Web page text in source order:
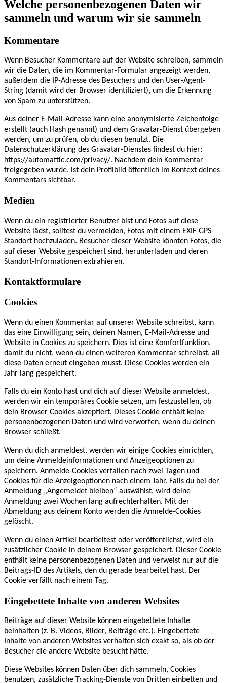
Welche personenbezogenen Daten wir
sammeln und warum wir sie sammeln
Kommentare
Wenn Besucher Kommentare auf der Website schreiben, sammeln
wir die Daten, die im Kommentar-Formular angezeigt werden,
außerdem die IP-Adresse des Besuchers und den User-Agent-
String (damit wird der Browser identifiziert), um die Erkennung
von Spam zu unterstützen.
Aus deiner E-Mail-Adresse kann eine anonymisierte Zeichenfolge
erstellt (auch Hash genannt) und dem Gravatar-Dienst übergeben
werden, um zu prüfen, ob du diesen benutzt. Die
Datenschutzerklärung des Gravatar-Dienstes findest du hier:
https://automattic.com/privacy/. Nachdem dein Kommentar
freigegeben wurde, ist dein Profilbild öffentlich im Kontext deines
Kommentars sichtbar.
Medien
Wenn du ein registrierter Benutzer bist und Fotos auf diese
Website lädst, solltest du vermeiden, Fotos mit einem EXIF-GPS-
Standort hochzuladen. Besucher dieser Website könnten Fotos, die
auf dieser Website gespeichert sind, herunterladen und deren
Standort-Informationen extrahieren.
Kontaktformulare
Cookies
Wenn du einen Kommentar auf unserer Website schreibst, kann
das eine Einwilligung sein, deinen Namen, E-Mail-Adresse und
Website in Cookies zu speichern. Dies ist eine Komfortfunktion,
damit du nicht, wenn du einen weiteren Kommentar schreibst, all
diese Daten erneut eingeben musst. Diese Cookies werden ein
Jahr lang gespeichert.
Falls du ein Konto hast und dich auf dieser Website anmeldest,
werden wir ein temporäres Cookie setzen, um festzustellen, ob
dein Browser Cookies akzeptiert. Dieses Cookie enthält keine
personenbezogenen Daten und wird verworfen, wenn du deinen
Browser schließt.
Wenn du dich anmeldest, werden wir einige Cookies einrichten,
um deine Anmeldeinformationen und Anzeigeoptionen zu
speichern. Anmelde-Cookies verfallen nach zwei Tagen und
Cookies für die Anzeigeoptionen nach einem Jahr. Falls du bei der
Anmeldung „Angemeldet bleiben“ auswählst, wird deine
Anmeldung zwei Wochen lang aufrechterhalten. Mit der
Abmeldung aus deinem Konto werden die Anmelde-Cookies
gelöscht.
Wenn du einen Artikel bearbeitest oder veröffentlichst, wird ein
zusätzlicher Cookie in deinem Browser gespeichert. Dieser Cookie
enthält keine personenbezogenen Daten und verweist nur auf die
Beitrags-ID des Artikels, den du gerade bearbeitet hast. Der
Cookie verfällt nach einem Tag.
Eingebettete Inhalte von anderen Websites
Beiträge auf dieser Website können eingebettete Inhalte
beinhalten (z. B. Videos, Bilder, Beiträge etc.). Eingebettete
Inhalte von anderen Websites verhalten sich exakt so, als ob der
Besucher die andere Website besucht hätte.
Diese Websites können Daten über dich sammeln, Cookies
benutzen, zusätzliche Tracking-Dienste von Dritten einbetten und